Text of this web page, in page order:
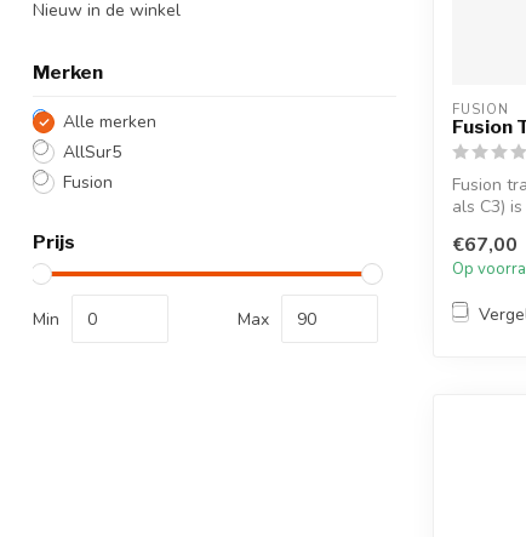
Nieuw in de winkel
Merken
Alle merken
AllSur5
Fusion
Prijs
Min Max
FUSION
Fusion
Fusion
als C3)
€67,00
Op